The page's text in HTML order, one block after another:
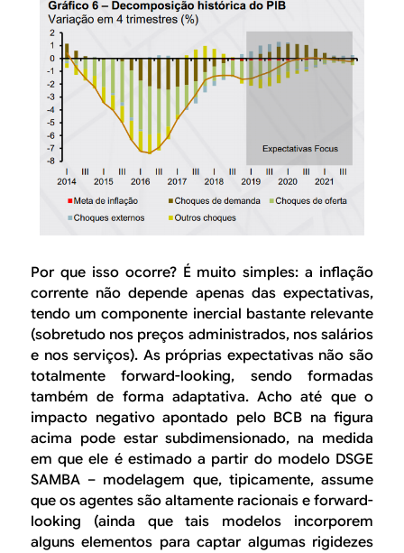
Por que isso ocorre? É muito simples: a inflação
corrente não depende apenas das expectativas,
tendo um componente inercial bastante relevante
(sobretudo nos preços administrados, nos salários
e nos serviços). As próprias expectativas não são
totalmenteforward-looking, sendo formadas
também de forma adaptativa. Acho até que o
impacto negativo apontado pelo BCB na figura
acima pode estar subdimensionado, na medida
em que ele é estimado a partir do modelo DSGE
SAMBA – modelagem que, tipicamente, assume
que os agentes são altamente racionais e forward-
looking (ainda que tais modelos incorporem
alguns elementos para captar algumas rigidezes